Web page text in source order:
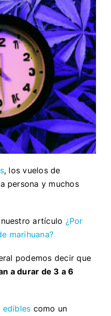
, los vuelos de
persona y muchos
artículo ¿Por
marihuana?
podemos decir que
a durar de 3 a 6
edibles como un